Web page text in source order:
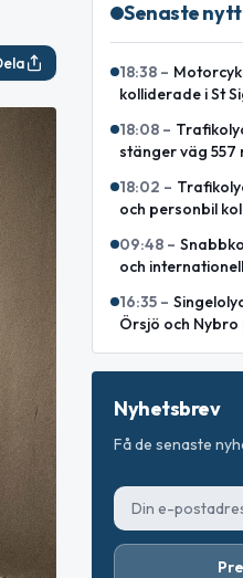
Senaste nytt
18:38 –
kolliderade i St
18:08 –
stänger väg 557
18:02 –
och personbil
09:48 –
och
16:35 –
Örsjö och
Nyhetsbrev
Få de senaste